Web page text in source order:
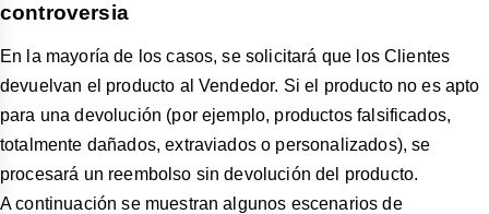
controversia
En la mayoría de los casos, se solicitará que los Clientes
devuelvan el producto al Vendedor. Si el producto no es apto
para una devolución (por ejemplo, productos falsificados,
totalmente dañados, extraviados o personalizados), se
procesará un reembolso sin devolución del producto.
A continuación se muestran algunos escenarios de